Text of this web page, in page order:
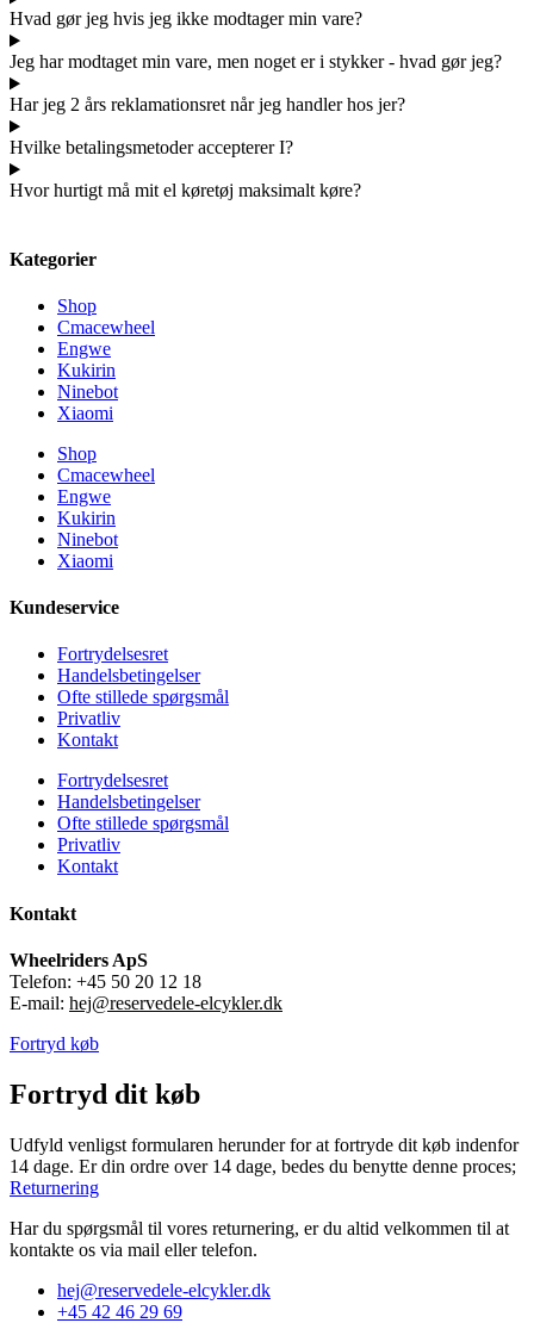
Hvad gør jeg hvis jeg ikke modtager min vare?
Jeg har modtaget min vare, men noget er i stykker - hvad gør jeg?
Har jeg 2 års reklamationsret når jeg handler hos jer?
Hvilke betalingsmetoder accepterer I?
Hvor hurtigt må mit el køretøj maksimalt køre?
Kategorier
Shop
Cmacewheel
Engwe
Kukirin
Ninebot
Xiaomi
Shop
Cmacewheel
Engwe
Kukirin
Ninebot
Xiaomi
Kundeservice
Fortrydelsesret
Handelsbetingelser
Ofte stillede spørgsmål
Privatliv
Kontakt
Fortrydelsesret
Handelsbetingelser
Ofte stillede spørgsmål
Privatliv
Kontakt
Kontakt
Wheelriders ApS
Telefon: +45 50 20 12 18
E-mail: hej@reservedele-elcykler.dk
Fortryd køb
Fortryd dit køb
Udfyld venligst formularen herunder for at fortryde dit køb indenfor
14 dage. Er din ordre over 14 dage, bedes du benytte denne proces;
Returnering
Har du spørgsmål til vores returnering, er du altid velkommen til at
kontakte os via mail eller telefon.
hej@reservedele-elcykler.dk
+45 42 46 29 69